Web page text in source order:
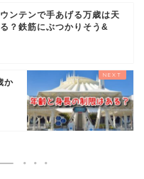
ンテンで手あげる万歳は天
？鉄筋にぶつかりそう&
か